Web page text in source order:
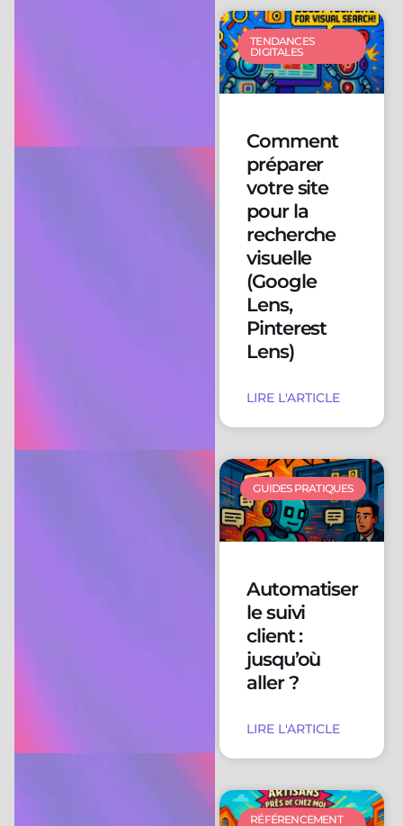
TENDANCES
DIGITALES
Comment
préparer
votre site
pour la
recherche
visuelle
(Google
Lens,
Pinterest
Lens)
LIRE L'ARTICLE
GUIDES PRATIQUES
Automatiser
le suivi
client :
jusqu’où
aller ?
LIRE L'ARTICLE
RÉFÉRENCEMENT